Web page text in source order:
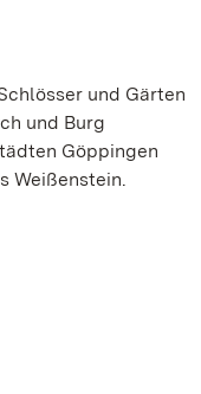
und Gärten
und Burg
Göppingen
Weißenstein.